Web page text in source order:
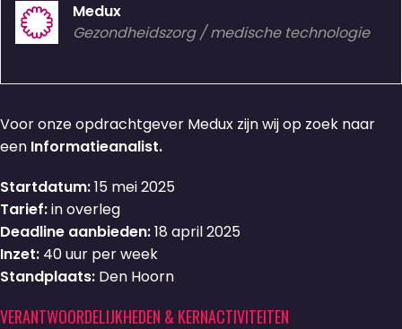
Medux
Gezondheidszorg / medische technologie
Voor onze opdrachtgever Medux zijn wij op zoek naar
een Informatieanalist.
Startdatum:15 mei 2025
Tarief:in overleg
Deadline aanbieden:18 april 2025
Inzet: 40 uur per week
Standplaats: Den Hoorn
VERANTWOORDELIJKHEDEN & KERNACTIVITEITEN